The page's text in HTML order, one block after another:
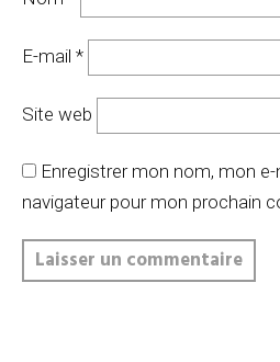
E-mail *
Site web
Enregistrer mon nom, mon
navigateur pour mon prochain